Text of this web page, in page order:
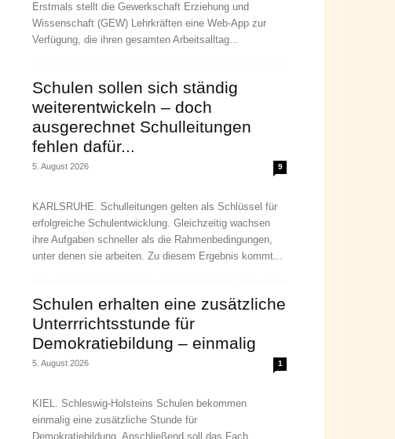
Erstmals stellt die Gewerkschaft Erziehung und
Wissenschaft (GEW) Lehrkräften eine Web-App zur
Verfügung, die ihren gesamten Arbeitsalltag...
Schulen sollen sich ständig
weiterentwickeln – doch
ausgerechnet Schulleitungen
fehlen dafür...
5. August 2026 9
KARLSRUHE. Schulleitungen gelten als Schlüssel für
erfolgreiche Schulentwicklung. Gleichzeitig wachsen
ihre Aufgaben schneller als die Rahmenbedingungen,
unter denen sie arbeiten. Zu diesem Ergebnis kommt...
Schulen erhalten eine zusätzliche
Unterrrichtsstunde für
Demokratiebildung – einmalig
5. August 2026 1
KIEL. Schleswig-Holsteins Schulen bekommen
einmalig eine zusätzliche Stunde für
Demokratiebildung. Anschließend soll das Fach